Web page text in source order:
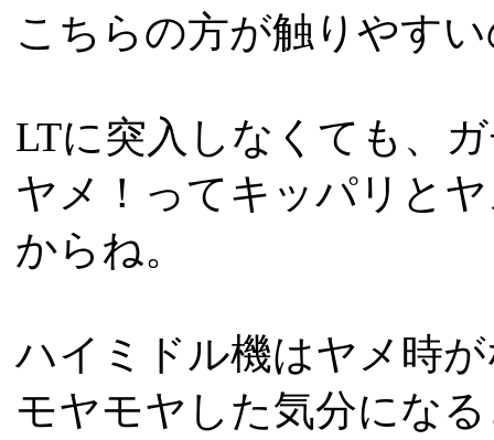
こちらの方が触りやす
LTに突入しなくても、
ヤメ！ってキッパリと
からね。
ハイミドル機はヤメ時
モヤモヤした気分にな